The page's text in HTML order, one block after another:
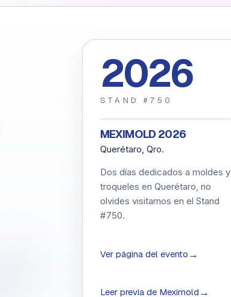
2026
STAND #750
MEXIMOLD 2026
Querétaro, Qro.
Dos días dedicados a moldes y
troqueles en Querétaro, no
olvides visitarnos en el Stand
#750.
Ver página del evento →
Leer previa de Meximold →